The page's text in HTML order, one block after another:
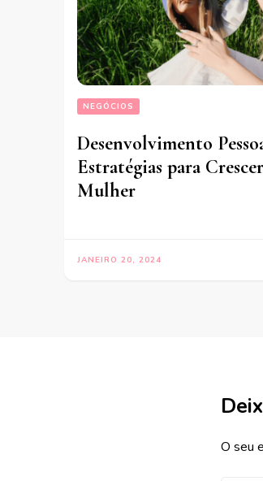
NEGÓCIOS
Desenvolvimento
Estratégias para
Mulher
JANEIRO 20, 2024
O seu